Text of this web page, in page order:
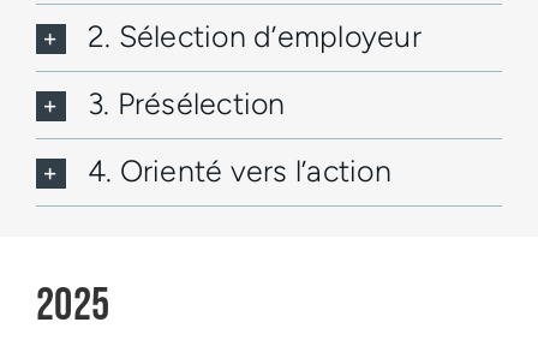
2. Sélection d’employeur
3. Présélection
4. Orienté vers l’action
2025